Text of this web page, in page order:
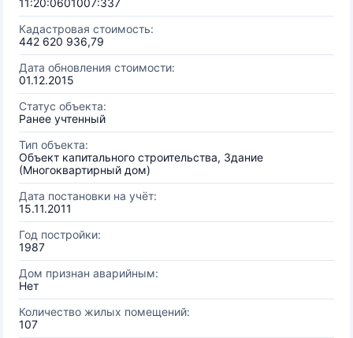
11:20:0601007:337
Кадастровая стоимость:
442 620 936,79
Дата обновления стоимости:
01.12.2015
Статус объекта:
Ранее учтенный
Тип объекта:
Объект капитального строительства, Здание
(Многоквартирный дом)
Дата постановки на учёт:
15.11.2011
Год постройки:
1987
Дом признан аварийным:
Нет
Количество жилых помещений:
107